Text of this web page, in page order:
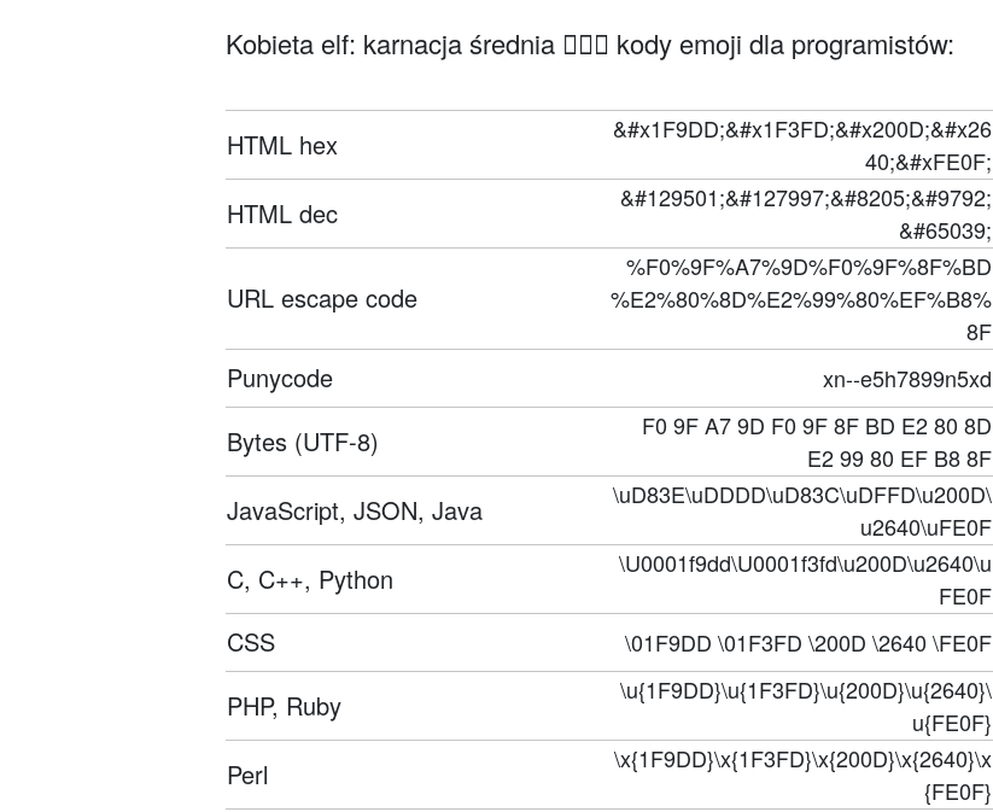
Kobieta elf: karnacja średnia 🧝🏽‍♀️ kody emoji dla programistów:
HTML hex
&#x1F9DD;&#x1F3FD;&#x200D;&#x26
40;&#xFE0F;
HTML dec
&#129501;&#127997;&#8205;&#9792;
&#65039;
URL escape code
%F0%9F%A7%9D%F0%9F%8F%BD
%E2%80%8D%E2%99%80%EF%B8%
8F
Punycode xn--e5h7899n5xd
Bytes (UTF-8)
F0 9F A7 9D F0 9F 8F BD E2 80 8D
E2 99 80 EF B8 8F
JavaScript, JSON, Java
\uD83E\uDDDD\uD83C\uDFFD\u200D\
u2640\uFE0F
C, C++, Python
\U0001f9dd\U0001f3fd\u200D\u2640\u
FE0F
CSS \01F9DD \01F3FD \200D \2640 \FE0F
PHP, Ruby
\u{1F9DD}\u{1F3FD}\u{200D}\u{2640}\
u{FE0F}
Perl
\x{1F9DD}\x{1F3FD}\x{200D}\x{2640}\x
{FE0F}